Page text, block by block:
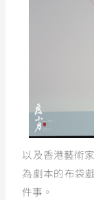
以及香港藝術
為劇本的布袋
件事。